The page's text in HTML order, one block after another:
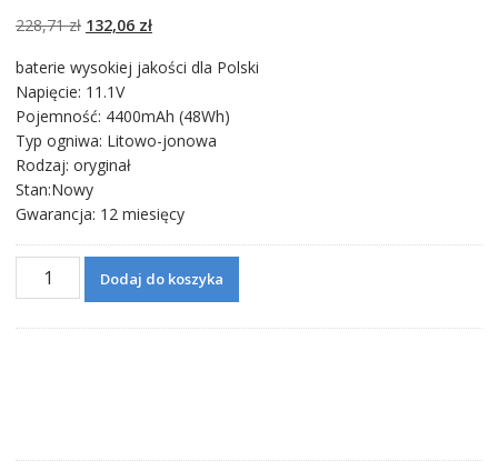
podstawie
klientów
228,71zł Pierwotna
wynosiła:
228,71 zł.
132,06 złAktualna
wynosi:
baterie wysokiej jakości dla Polski
Napięcie: 11.1V
Pojemność: 4400mAh (48Wh)
Typ ogniwa: Litowo-jonowa
Rodzaj: oryginał
Stan:Nowy
Gwarancja: 12 miesięcy
Bateria
Dodaj do koszyka